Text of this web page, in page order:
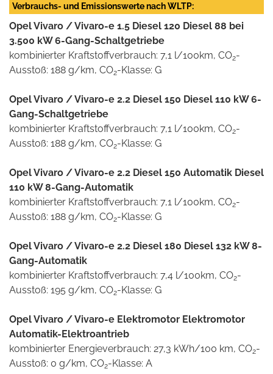
Verbrauchs- und Emissionswerte nach WLTP:
Opel Vivaro / Vivaro-e 1.5 Diesel 120 Diesel 88 bei
3.500 kW 6-Gang-Schaltgetriebe
kombinierter Kraftstoffverbrauch: 7,1 l/100km, CO2-
Ausstoß: 188 g/km, CO2-Klasse: G
Opel Vivaro / Vivaro-e 2.2 Diesel 150 Diesel 110 kW 6-
Gang-Schaltgetriebe
kombinierter Kraftstoffverbrauch: 7,1 l/100km, CO2-
Ausstoß: 188 g/km, CO2-Klasse: G
Opel Vivaro / Vivaro-e 2.2 Diesel 150 Automatik Diesel
110 kW 8-Gang-Automatik
kombinierter Kraftstoffverbrauch: 7,1 l/100km, CO2-
Ausstoß: 188 g/km, CO2-Klasse: G
Opel Vivaro / Vivaro-e 2.2 Diesel 180 Diesel 132 kW 8-
Gang-Automatik
kombinierter Kraftstoffverbrauch: 7,4 l/100km, CO2-
Ausstoß: 195 g/km, CO2-Klasse: G
Opel Vivaro / Vivaro-e Elektromotor Elektromotor
Automatik-Elektroantrieb
kombinierter Energieverbrauch: 27,3 kWh/100 km, CO2-
Ausstoß: 0 g/km, CO2-Klasse: A